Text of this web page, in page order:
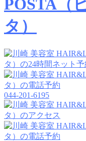
044-201-6195